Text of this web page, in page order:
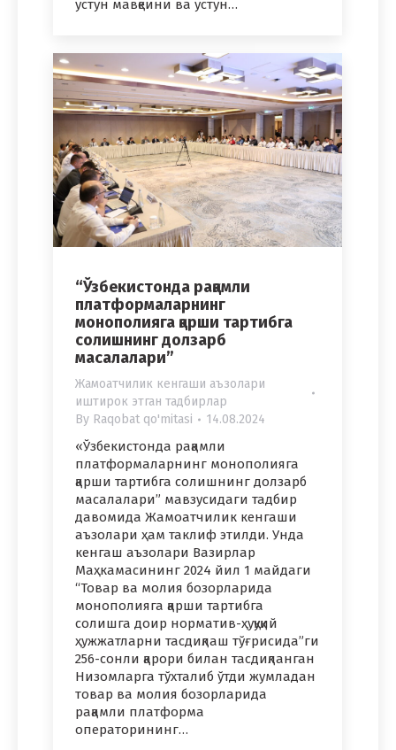
устун мавқеини ва устун…
“Ўзбекистонда рақамли
платформаларнинг
монополияга қарши тартибга
солишнинг долзарб
масалалари”
Жамоатчилик кенгаши аъзолари
иштирок этган тадбирлар
By Raqobat qo'mitasi 14.08.2024
«Ўзбекистонда рақамли
платформаларнинг монополияга
қарши тартибга солишнинг долзарб
масалалари” мавзусидаги тадбир
давомида Жамоатчилик кенгаши
аъзолари ҳам таклиф этилди. Унда
кенгаш аъзолари Вазирлар
Маҳкамасининг 2024 йил 1 майдаги
“Товар ва молия бозорларида
монополияга қарши тартибга
солишга доир норматив-ҳуқуқий
ҳужжатларни тасдиқлаш тўғрисида”ги
256-сонли қарори билан тасдиқланган
Низомларга тўхталиб ўтди жумладан
товар ва молия бозорларида
рақамли платформа
операторининг…